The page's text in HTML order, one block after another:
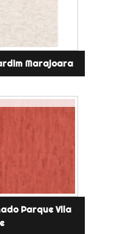
Marajoara
Parque Vila